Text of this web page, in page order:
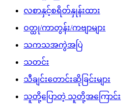
လစာနှင့်စရိတ်နှုန်းထား
ဝတ္ထု/ကာတွန်း/ကဗျာများ
သကသအကွဲအပြဲ
သတင်း
သီချင်းတောင်းဆိုခြင်းများ
သူတို့ပြောတဲ့ သူတို့အကြောင်း